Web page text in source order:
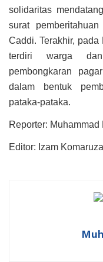
solidaritas
surat
Caddi. Terakhir,
terdiri warga
pembongkaran
dalam bentuk
pataka-pataka.
Reporter: Muhammad
Editor: Izam